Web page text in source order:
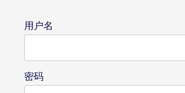
登录
用户名
密码